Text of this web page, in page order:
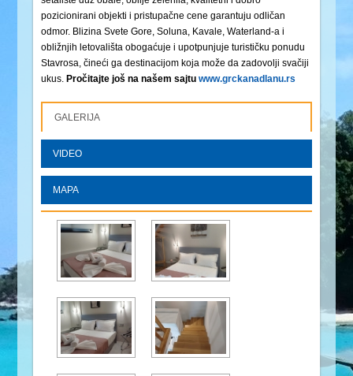
pozicionirani objekti i pristupačne cene garantuju odličan
odmor. Blizina Svete Gore, Soluna, Kavale, Waterland-a i
obližnjih letovališta obogaćuje i upotpunjuje turističku ponudu
Stavrosa, čineći ga destinacijom koja može da zadovolji svačiji
ukus. Pročitajte još na našem sajtuwww.grckanadlanu.rs
GALERIJA
VIDEO
MAPA